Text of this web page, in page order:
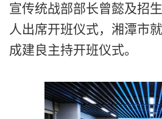
宣传统战部部长曾懿及招
人出席开班仪式， 湘潭市
成建良主持开班仪式。